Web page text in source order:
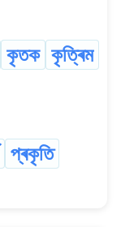
কৃতক কৃত্ৰিম
প্ৰকৃতি